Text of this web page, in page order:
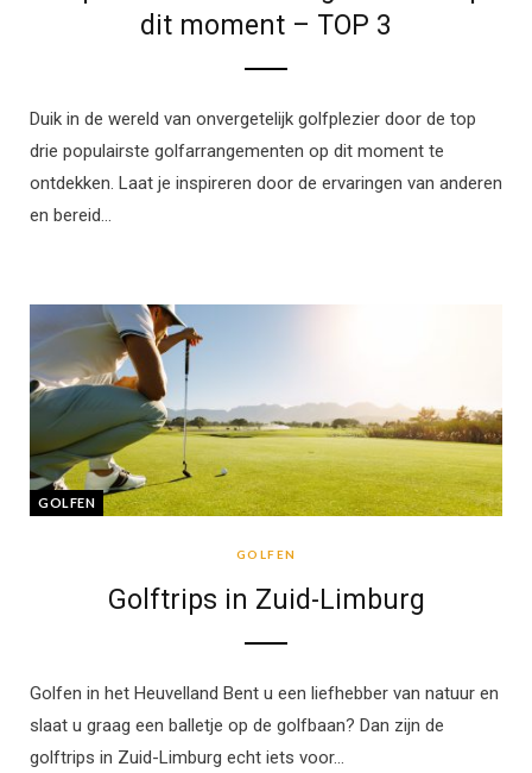
dit moment – TOP 3
Duik in de wereld van onvergetelijk golfplezier door de top
drie populairste golfarrangementen op dit moment te
ontdekken. Laat je inspireren door de ervaringen van anderen
en bereid…
GOLFEN
GOLFEN
Golftrips in Zuid-Limburg
Golfen in het Heuvelland Bent u een liefhebber van natuur en
slaat u graag een balletje op de golfbaan? Dan zijn de
golftrips in Zuid-Limburg echt iets voor…